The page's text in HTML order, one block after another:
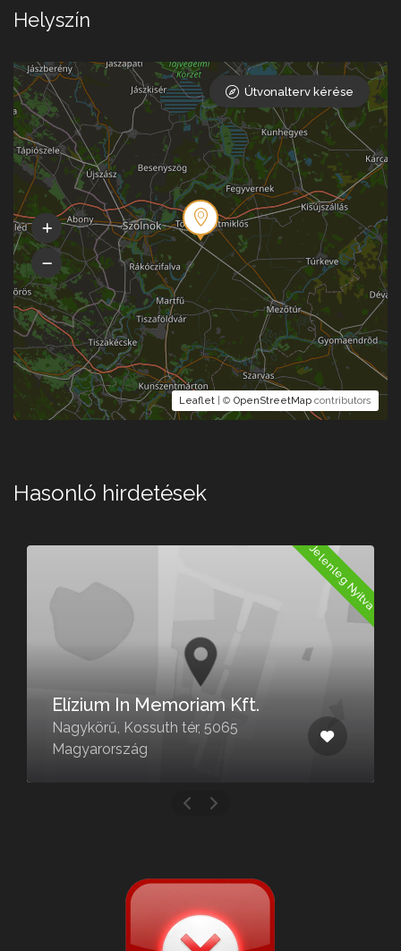
Helyszín
Leaflet | © OpenStreetMap contributors
Útvonalterv kérése
Hasonló hirdetések
Jelenleg Nyitva
Elízium In Memoriam Kft.
Nagykörű, Kossuth tér, 5065
Magyarország